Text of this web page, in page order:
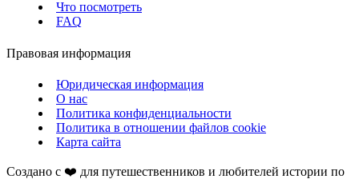
Что посмотреть
FAQ
Правовая информация
Юридическая информация
О нас
Политика конфиденциальности
Политика в отношении файлов cookie
Карта сайта
Создано с ❤️ для путешественников и любителей истории по